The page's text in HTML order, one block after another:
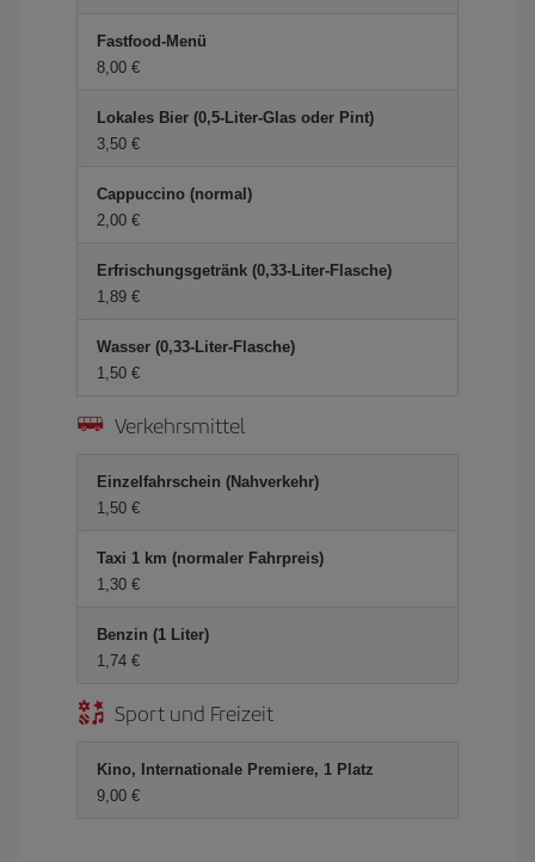
Fastfood-Menü
8,00 €
Lokales Bier (0,5-Liter-Glas oder Pint)
3,50 €
Cappuccino (normal)
2,00 €
Erfrischungsgetränk (0,33-Liter-Flasche)
1,89 €
Wasser (0,33-Liter-Flasche)
1,50 €
Verkehrsmittel
Einzelfahrschein (Nahverkehr)
1,50 €
Taxi 1 km (normaler Fahrpreis)
1,30 €
Benzin (1 Liter)
1,74 €
Sport und Freizeit
Kino, Internationale Premiere, 1 Platz
9,00 €